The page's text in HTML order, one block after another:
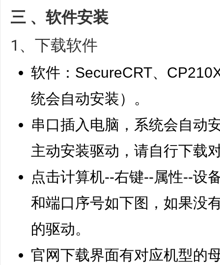
三 、软件安装
1、下载软件
软件：SecureCRT、
统会自动安装）。
串口插入电脑，系统会自动
主动安装驱动，请自行下载
点击计算机--右键--属性--设
和端口序号如下图，如果没
的驱动。
官网下载界面有对应机型的